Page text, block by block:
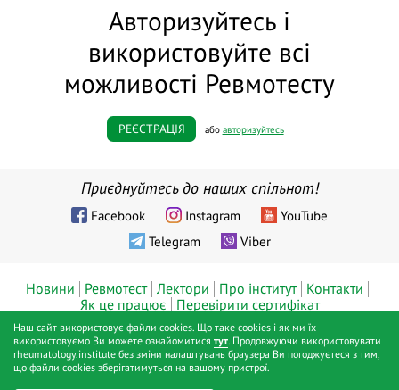
Авторизуйтесь і
використовуйте всі
можливості Ревмотесту
РЕЄСТРАЦІЯ або авторизуйтесь
Приєднуйтесь до наших спільнот!
Facebook Instagram
YouTube
Telegram
Viber
Новини Ревмотест Лектори Про інститут Контакти
Як це працює
Перевірити сертифікат
© ТОВ «Діджитал хелс», Інститут ревматології™, Київ, 2019 - 2026
pp.
Публічна оферта | Політика конфіденційності
Наш сайт використовує файли cookies. Що таке cookies і як ми їх
використовуємо Ви можете ознайомитися тут. Продовжуючи використовувати
rheumatology.institute без зміни налаштувань браузера Ви погоджуєтеся з тим,
що файли cookies зберігатимуться на вашому пристрої.